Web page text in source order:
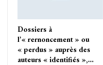
Dossiers à
l’« rernoncement » ou
« perdus » auprès des
auteurs « identifiés »,…